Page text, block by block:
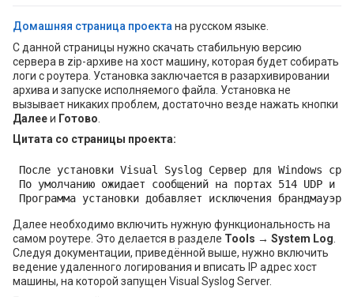
Домашняя страница проекта на русском языке.
С данной страницы нужно скачать стабильную версию
сервера в zip-архиве на хост машину, которая будет собирать
логи с роутера. Установка заключается в разархивировании
архива и запуске исполняемого файла. Установка не
вызывает никаких проблем, достаточно везде нажать кнопки
Далееи Готово
Цитата со страницы проекта:
После установки Visual Syslog Сервер для Windows
По умолчанию ожидает сообщений на портах 514 UDP и
Программа установки добавляет исключения
Далее необходимо включить нужную функциональность на
самом роутере. Это делается в разделе Tools → System Log
Следуя документации, приведённой выше, нужно включить
ведение удаленного логирования и вписать IP адрес хост
машины, на которой запущен Visual Syslog Server.